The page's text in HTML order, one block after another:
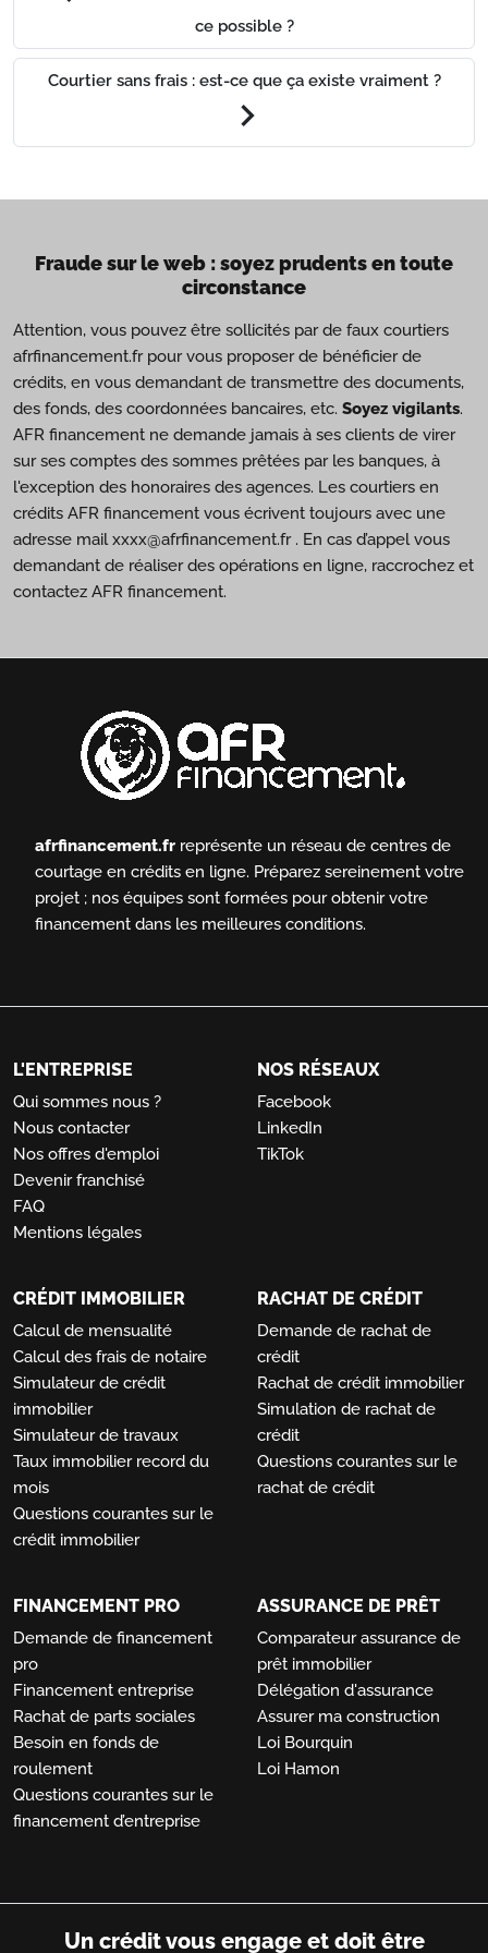
ce possible ?
Courtier sans frais : est-ce que ça existe vraiment ?
chevron_right
Fraude sur le web : soyez prudents en toute
circonstance
Attention, vous pouvez être sollicités par de faux courtiers
afrfinancement.fr pour vous proposer de bénéficier de
crédits, en vous demandant de transmettre des documents,
des fonds, des coordonnées bancaires, etc. Soyez vigilants.
AFR financement ne demande jamais à ses clients de virer
sur ses comptes des sommes prêtées par les banques, à
l'exception des honoraires des agences. Les courtiers en
crédits AFR financement vous écrivent toujours avec une
adresse mail xxxx@afrfinancement.fr . En cas d’appel vous
demandant de réaliser des opérations en ligne, raccrochez et
contactez AFR financement.
afrfinancement.fr représente un réseau de centres de
courtage en crédits en ligne. Préparez sereinement votre
projet ; nos équipes sont formées pour obtenir votre
financement dans les meilleures conditions.
L'ENTREPRISE
Qui sommes nous ?
Nous contacter
Nos offres d'emploi
Devenir franchisé
FAQ
Mentions légales
NOS RÉSEAUX
Facebook
LinkedIn
TikTok
CRÉDIT IMMOBILIER
Calcul de mensualité
Calcul des frais de notaire
Simulateur de crédit
immobilier
Simulateur de travaux
Taux immobilier record du
mois
Questions courantes sur le
crédit immobilier
RACHAT DE CRÉDIT
Demande de rachat de
crédit
Rachat de crédit immobilier
Simulation de rachat de
crédit
Questions courantes sur le
rachat de crédit
FINANCEMENT PRO
Demande de financement
pro
Financement entreprise
Rachat de parts sociales
Besoin en fonds de
roulement
Questions courantes sur le
financement d’entreprise
ASSURANCE DE PRÊT
Comparateur assurance de
prêt immobilier
Délégation d'assurance
Assurer ma construction
Loi Bourquin
Loi Hamon
Un crédit vous engage et doit être